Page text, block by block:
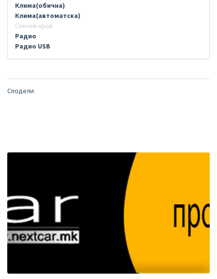
Клима(обична)
Клима(автоматска)
Сончев кров
Радио
Радио USB
Сподели